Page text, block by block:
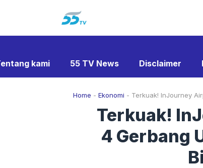
kami 55 TV News Disclaimer
Home - Ekonomi - Terkuak! InJourney
Terkuak!
4 Gerbang